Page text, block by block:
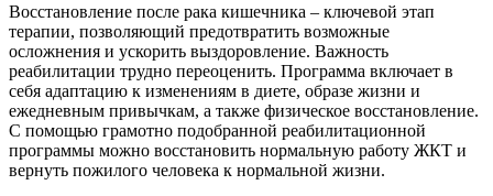
Восстановление после рака кишечника – ключевой этап
терапии, позволяющий предотвратить возможные
осложнения и ускорить выздоровление. Важность
реабилитации трудно переоценить. Программа включает в
себя адаптацию к изменениям в диете, образе жизни и
ежедневным привычкам, а также физическое восстановление.
С помощью грамотно подобранной реабилитационной
программы можно восстановить нормальную работу ЖКТ и
вернуть пожилого человека к нормальной жизни.